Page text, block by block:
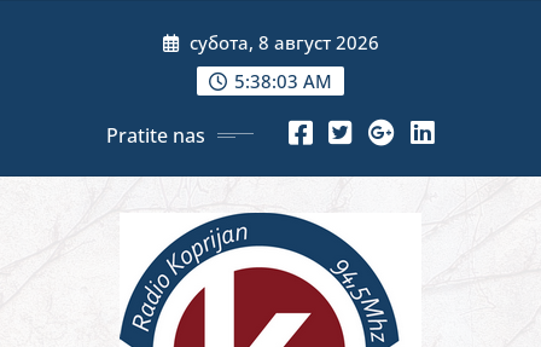
субота, 8 август 2026
5:38:05 AM
Pratite nas